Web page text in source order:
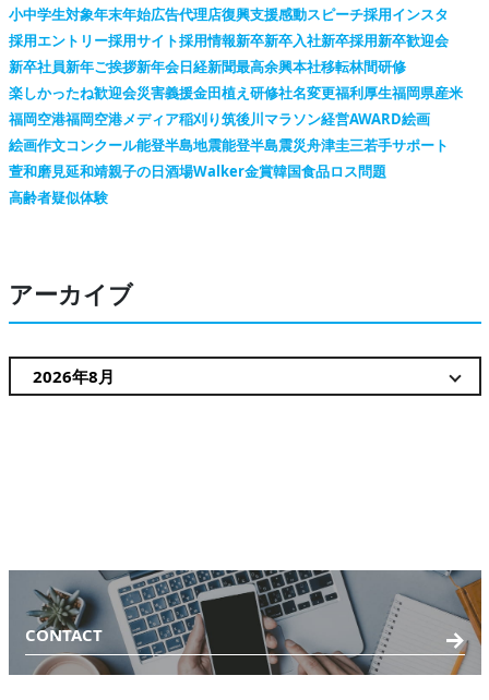
小中学生対象年末年始広告代理店復興支援感動スピーチ採用インスタ
採用エントリー採用サイト採用情報新卒新卒入社新卒採用新卒歓迎会
新卒社員新年ご挨拶新年会日経新聞最高余興本社移転林間研修
楽しかったね歓迎会災害義援金田植え研修社名変更福利厚生福岡県産米
福岡空港福岡空港メディア稲刈り筑後川マラソン経営AWARD絵画
絵画作文コンクール能登半島地震能登半島震災舟津圭三若手サポート
萱和磨見延和靖親子の日酒場Walker金賞韓国食品ロス問題
高齢者疑似体験
アーカイブ
CONTACT